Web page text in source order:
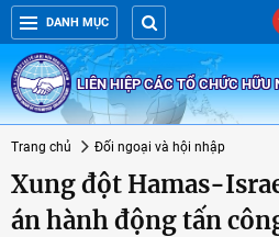
DANH MỤC
LIÊN HIỆP CÁC TỔ CHỨC HỮU
Trang chủ Đối ngoại và hội nhập
Xung đột Hamas-
án hành động tấn